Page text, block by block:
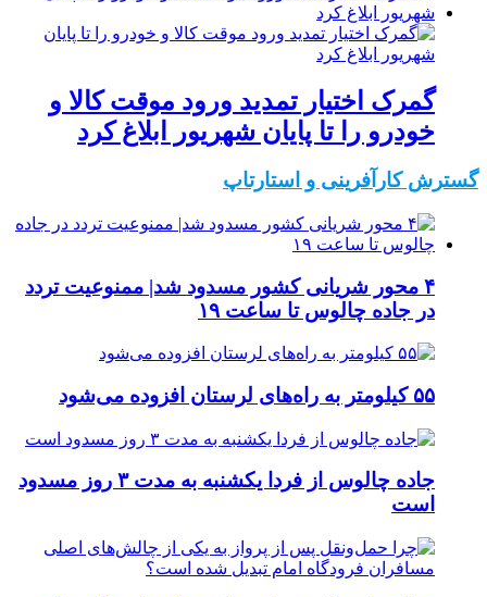
گمرک اختیار تمدید ورود موقت کالا و
خودرو را تا پایان شهریور ابلاغ کرد
گسترش کارآفرینی و استارتاپ
۴ محور شریانی کشور مسدود شد| ممنوعیت تردد
در جاده چالوس تا ساعت ۱۹
۵۵ کیلومتر به راه‌های لرستان افزوده می‌شود
جاده چالوس از فردا یکشنبه به مدت ۳ روز مسدود
است